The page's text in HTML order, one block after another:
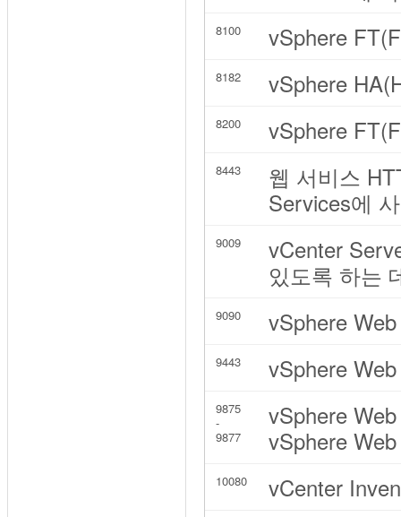
8100 vSphere
8182 vSphere
8200 vSphere
8443
웹 서비스
Services에
9009
vCenter
있도록 하는
9090 vSphere
9443 vSphere
9875
-
9877
vSphere
vSphere
10080 vCenter